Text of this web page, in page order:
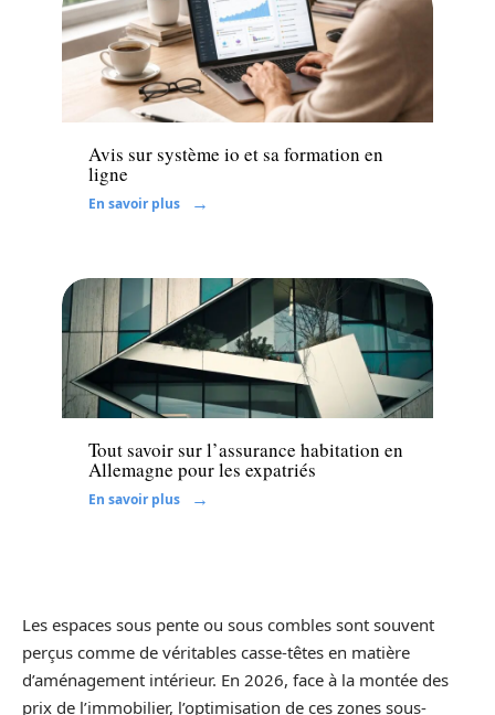
Conseils
Avis sur système io et sa formation en
ligne
En savoir plus
Assurer
Tout savoir sur l’assurance habitation en
Allemagne pour les expatriés
En savoir plus
Les espaces sous pente ou sous combles sont souvent
perçus comme de véritables casse-têtes en matière
d’aménagement intérieur. En 2026, face à la montée des
prix de l’immobilier, l’optimisation de ces zones sous-